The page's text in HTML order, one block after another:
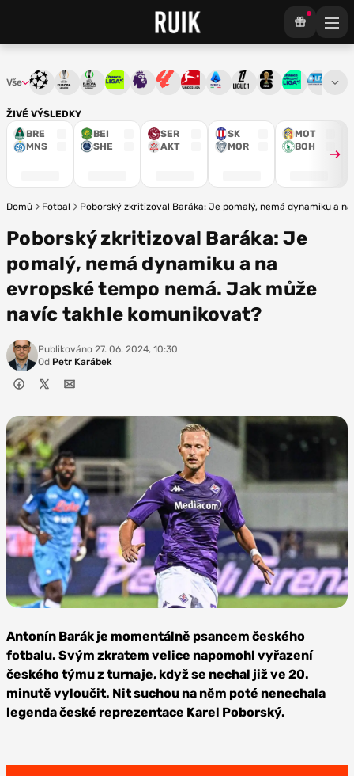
ŽIVÉ VÝSLEDKY
BRE
MNS
BEI
SHE
SER
AKT
SK
MOR
MOT
BOH
Vše Liga mistrůEvropská liga
Konferenční liga
Chance ligaPremier League
La LigaBundesliga
Serie ALigue 1Mistrovství světa
Chance3. ČFL
Domů Fotbal Poborský zkritizoval Baráka: Je pomalý, nemá dynamiku a
Poborský zkritizoval Baráka: Je
pomalý, nemá dynamiku a na
evropské tempo nemá. Jak může
navíc takhle komunikovat?
Publikováno 27. 06. 2024, 10:30
Od Petr Karábek
Fiorentina
Antonín Barák je momentálně psancem českého
fotbalu. Svým zkratem velice napomohl vyřazení
českého týmu z turnaje, když se nechal již ve 20.
minutě vyloučit. Nit suchou na něm poté nenechala
legenda české reprezentace Karel Poborský.